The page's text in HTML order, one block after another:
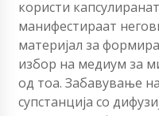
користи
манифестираат
материјал за
избор на медиум за
од тоа. Забавување
супстанција со